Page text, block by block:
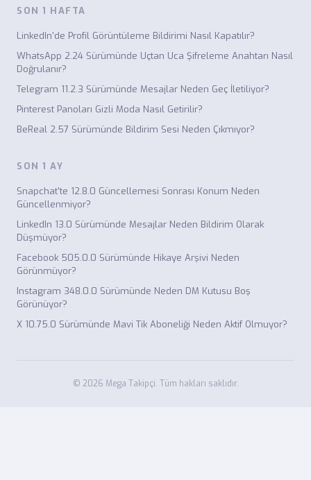
SON 1 HAFTA
LinkedIn'de Profil Görüntüleme Bildirimi Nasıl Kapatılır?
WhatsApp 2.24 Sürümünde Uçtan Uca Şifreleme Anahtarı Nasıl
Doğrulanır?
Telegram 11.2.3 Sürümünde Mesajlar Neden Geç İletiliyor?
Pinterest Panoları Gizli Moda Nasıl Getirilir?
BeReal 2.57 Sürümünde Bildirim Sesi Neden Çıkmıyor?
SON 1 AY
Snapchat'te 12.8.0 Güncellemesi Sonrası Konum Neden
Güncellenmiyor?
LinkedIn 13.0 Sürümünde Mesajlar Neden Bildirim Olarak
Düşmüyor?
Facebook 505.0.0 Sürümünde Hikaye Arşivi Neden
Görünmüyor?
Instagram 348.0.0 Sürümünde Neden DM Kutusu Boş
Görünüyor?
X 10.75.0 Sürümünde Mavi Tik Aboneliği Neden Aktif Olmuyor?
© 2026 Mega Takipçi. Tüm hakları saklıdır.